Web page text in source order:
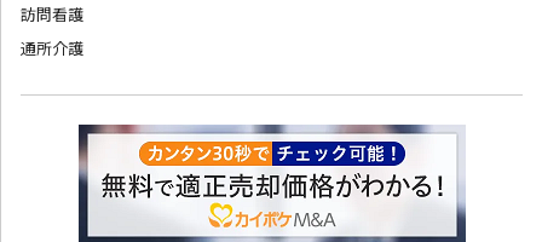
訪問看護
通所介護